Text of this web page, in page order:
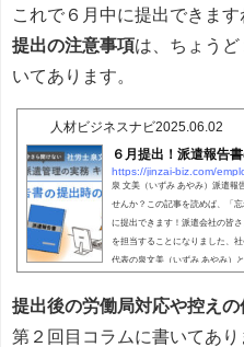
これで６月中に提出できます
提出の注意事項は、ちょう
いてあります。
人材ビジネスナビ2025.06.02
６月提出！派遣報告
https://jinzai-biz.com/
泉 文美（いずみ あやみ）派遣報
せんか？この記事を読めば、「
に提出できます！派遣会社の皆
を担当することになりました、
代表の泉文美（いずみ あやみ）
らい人事コンサルティング代表 泉
提出後の労働局対応や控え
第２回目コラムに書いてあ